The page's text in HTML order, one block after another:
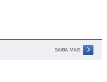
SAIBA MAIS